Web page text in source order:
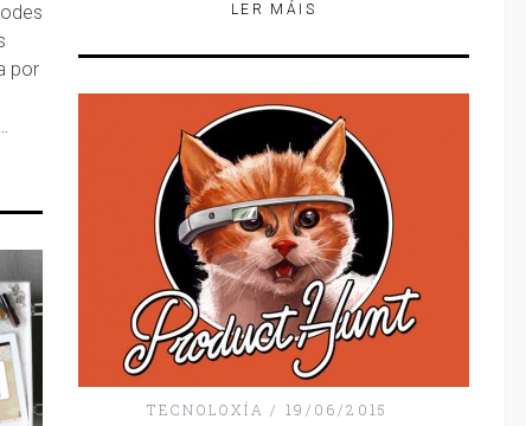
por
LER MÁIS
TECNOLOXÍA 19/06/2015